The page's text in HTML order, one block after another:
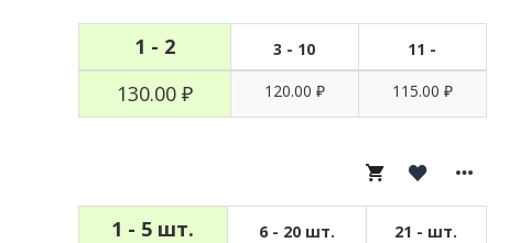
1 - 2 3 - 10 11 -
130.00 ₽ 120.00 ₽ 115.00 ₽
1 - 5 шт. 6 - 20 шт. 21 - шт.